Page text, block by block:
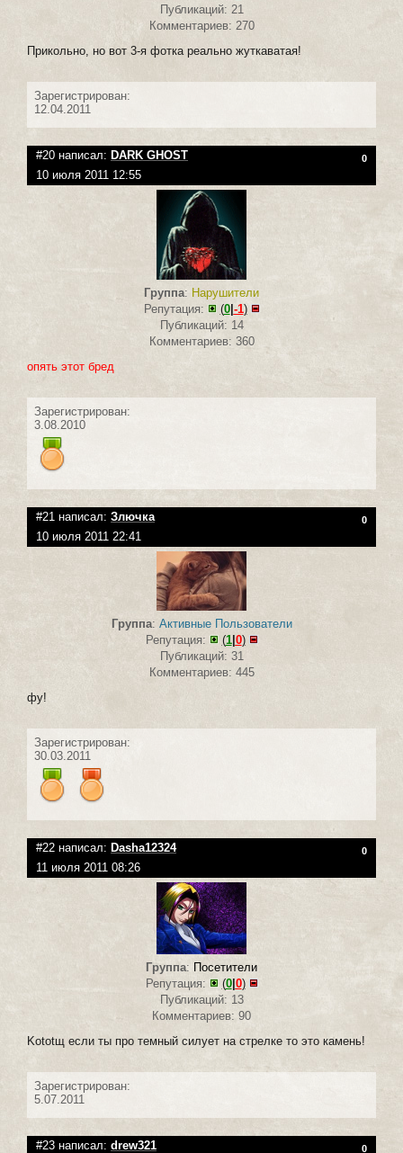
Публикаций: 21
Комментариев: 270
Прикольно, но вот 3-я фотка реально жуткаватая!
Зарегистрирован:
12.04.2011
#20 написал: DARK GHOST 0
10 июля 2011 12:55
Группа: Нарушители
Репутация:
(0| -1)
Публикаций: 14
Комментариев: 360
опять этот бред
Зарегистрирован:
3.08.2010
#21 написал: Злючка 0
10 июля 2011 22:41
Группа: Активные Пользователи
Репутация:
(1| 0)
Публикаций: 31
Комментариев: 445
фу!
Зарегистрирован:
30.03.2011
#22 написал: Dasha12324 0
11 июля 2011 08:26
Группа: Посетители
Репутация:
(0| 0)
Публикаций: 13
Комментариев: 90
Kototщ если ты про темный силует на стрелке то это камень!
Зарегистрирован:
5.07.2011
#23 написал: drew321 0